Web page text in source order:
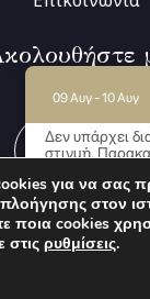
2022-2026 MHTE:
για να σας
πλοήγησης στον
ποια cookies
στις ρυθμίσεις.
09 Αυγ - 10 Αυγ
Δεν υπάρχει
στιγμή.
περισσότερες
9.6 / 10 (